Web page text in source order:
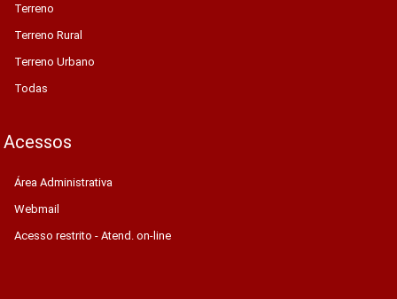
Terreno
Terreno Rural
Terreno Urbano
Todas
Acessos
Área Administrativa
Webmail
Acesso restrito - Atend. on-line